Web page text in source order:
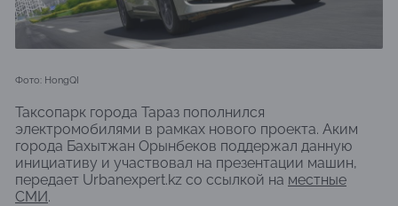
Фото: HongQI
Таксопарк города Тараз пополнился
электромобилями в рамках нового проекта. Аким
города Бахытжан Орынбеков поддержал данную
инициативу и участвовал на презентации машин,
передает Urbanexpert.kz со ссылкой на местные
СМИ.